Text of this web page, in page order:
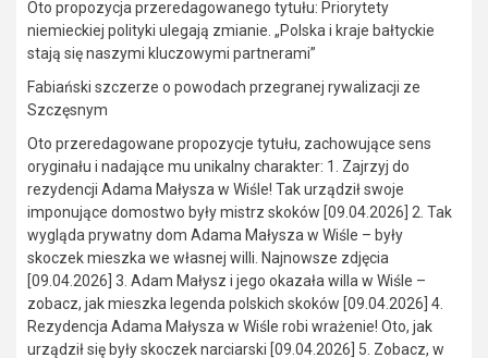
Oto propozycja przeredagowanego tytułu: Priorytety
niemieckiej polityki ulegają zmianie. „Polska i kraje bałtyckie
stają się naszymi kluczowymi partnerami”
Fabiański szczerze o powodach przegranej rywalizacji ze
Szczęsnym
Oto przeredagowane propozycje tytułu, zachowujące sens
oryginału i nadające mu unikalny charakter: 1. Zajrzyj do
rezydencji Adama Małysza w Wiśle! Tak urządził swoje
imponujące domostwo były mistrz skoków [09.04.2026] 2. Tak
wygląda prywatny dom Adama Małysza w Wiśle – były
skoczek mieszka we własnej willi. Najnowsze zdjęcia
[09.04.2026] 3. Adam Małysz i jego okazała willa w Wiśle –
zobacz, jak mieszka legenda polskich skoków [09.04.2026] 4.
Rezydencja Adama Małysza w Wiśle robi wrażenie! Oto, jak
urządził się były skoczek narciarski [09.04.2026] 5. Zobacz, w